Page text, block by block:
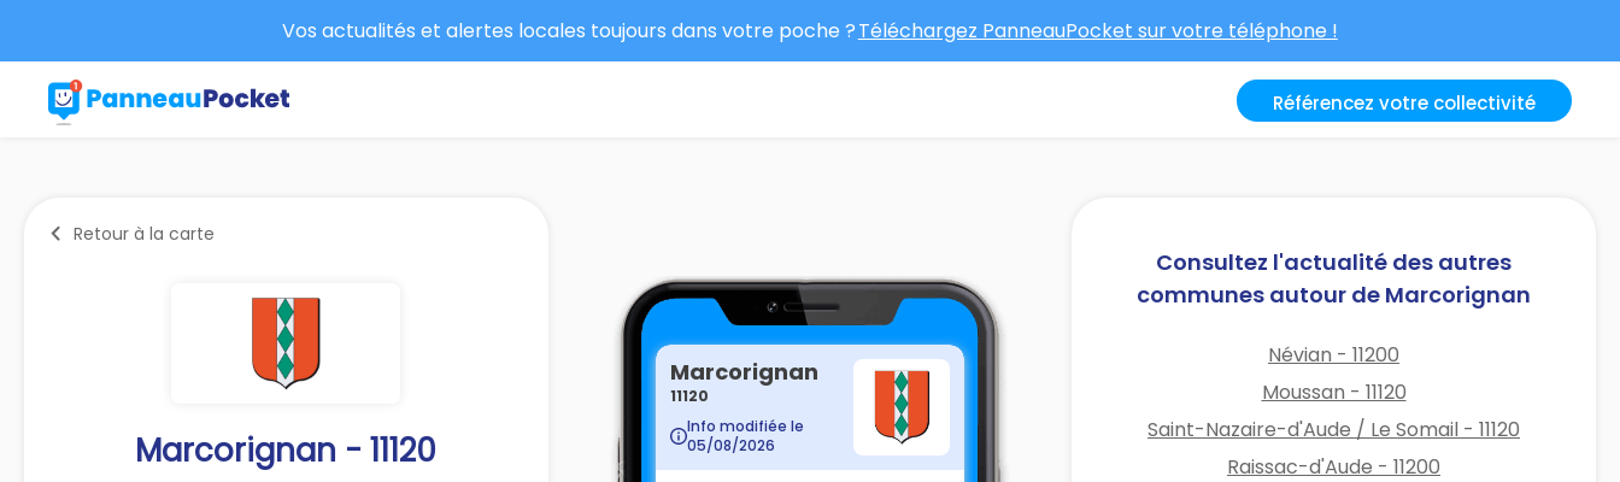
Vos actualités et alertes locales toujours dans votre poche ?Téléchargez PanneauPocket sur votre téléphone !
Référencez votre collectivité
Retour à la carte
Marcorignan - 11120
Marcorignan
11120
Info modifiée le
05/08/2026
Consultez l'actualité des autres
communes autour de Marcorignan
Névian - 11200
Moussan - 11120
Saint-Nazaire-d'Aude / Le Somail - 11120
Raissac-d'Aude - 11200